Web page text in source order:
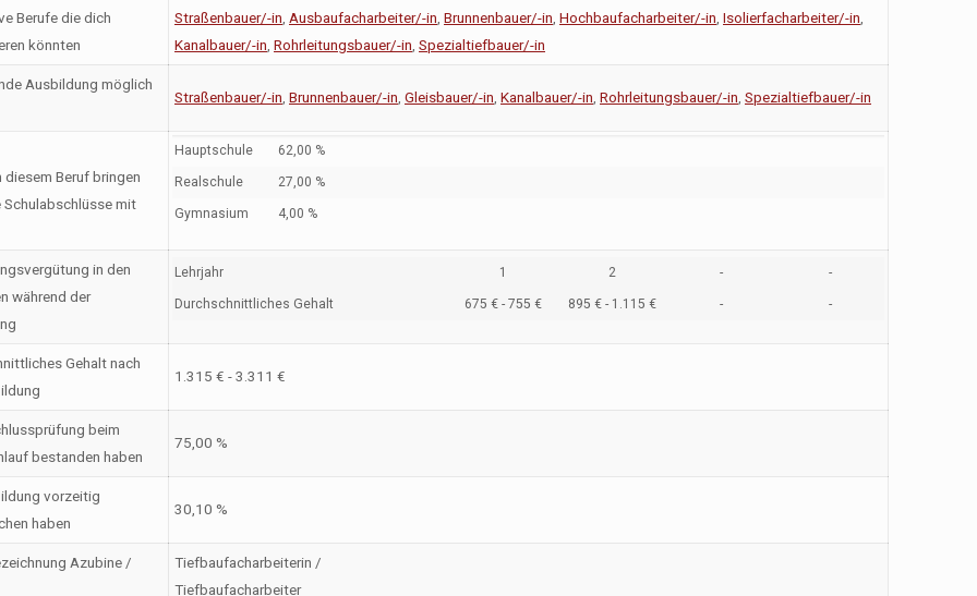
Berufe die dich
könnten
Straßenbauer/-in Ausbaufacharbeiter/-in Brunnenbauer/-in Hochbaufacharbeiter/-in Isolierfacharbeiter/-in
Kanalbauer/-in Rohrleitungsbauer/-in Spezialtiefbauer/-in
Ausbildung möglich
Straßenbauer/-in Brunnenbauer/-in Gleisbauer/-in Kanalbauer/-in Rohrleitungsbauer/-in Spezialtiefbauer/-in
diesem Beruf bringen
mit
Hauptschule 62,00 %
Realschule 27,00 %
Gymnasium 4,00 %
in den
während der
Lehrjahr 1 2 - -
Durchschnittliches Gehalt 675 € - 755 € 895 € - 1.115 € - -
Gehalt nach
1.315 € - 3.311 €
beim
bestanden haben
75,00 %
vorzeitig
haben
30,10 %
Azubine /
Tiefbaufacharbeiterin /
Tiefbaufacharbeiter